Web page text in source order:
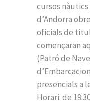
cursos nàutics
d’Andorra
oficials de
començaran
(Patró de
presencials a
Horari: de